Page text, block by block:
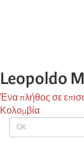
OK
Leopoldo
Ένα πλήθος σε
Κολομβία